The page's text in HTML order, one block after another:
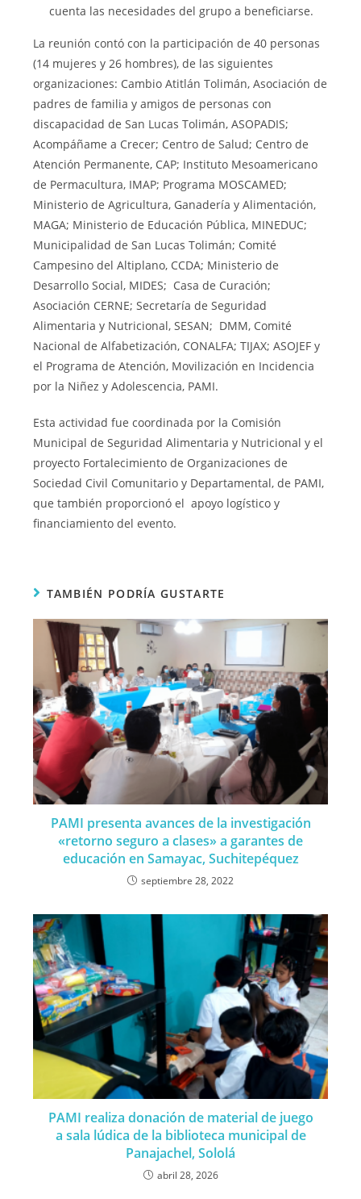
cuenta las necesidades del grupo a beneficiarse.
La reunión contó con la participación de 40 personas
(14 mujeres y 26 hombres), de las siguientes
organizaciones: Cambio Atitlán Tolimán, Asociación de
padres de familia y amigos de personas con
discapacidad de San Lucas Tolimán, ASOPADIS;
Acompáñame a Crecer; Centro de Salud; Centro de
Atención Permanente, CAP; Instituto Mesoamericano
de Permacultura, IMAP; Programa MOSCAMED;
Ministerio de Agricultura, Ganadería y Alimentación,
MAGA; Ministerio de Educación Pública, MINEDUC;
Municipalidad de San Lucas Tolimán; Comité
Campesino del Altiplano, CCDA; Ministerio de
Desarrollo Social, MIDES; Casa de Curación;
Asociación CERNE; Secretaría de Seguridad
Alimentaria y Nutricional, SESAN; DMM, Comité
Nacional de Alfabetización, CONALFA; TIJAX; ASOJEF y
el Programa de Atención, Movilización en Incidencia
por la Niñez y Adolescencia, PAMI.
Esta actividad fue coordinada por la Comisión
Municipal de Seguridad Alimentaria y Nutricional y el
proyecto Fortalecimiento de Organizaciones de
Sociedad Civil Comunitario y Departamental, de PAMI,
que también proporcionó el apoyo logístico y
financiamiento del evento.
TAMBIÉN PODRÍA GUSTARTE
PAMI presenta avances de la investigación
«retorno seguro a clases» a garantes de
educación en Samayac, Suchitepéquez
septiembre 28, 2022
PAMI realiza donación de material de juego
a sala lúdica de la biblioteca municipal de
Panajachel, Sololá
abril 28, 2026